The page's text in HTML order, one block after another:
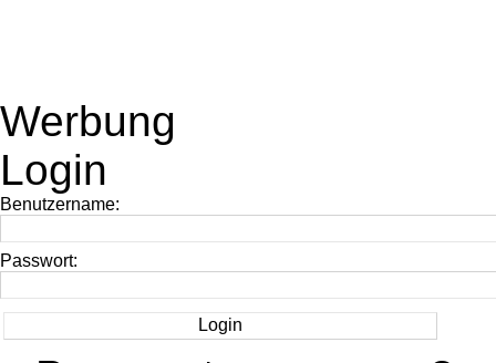
Werbung
Login
Benutzername:
Passwort: